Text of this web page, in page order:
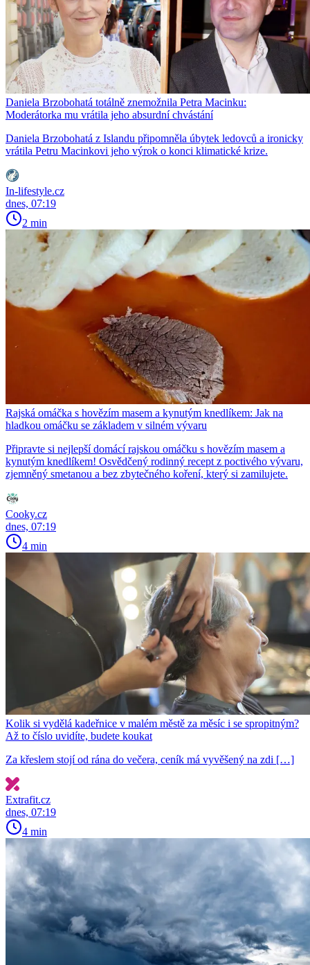
Daniela Brzobohatá totálně znemožnila Petra Macinku:
Moderátorka mu vrátila jeho absurdní chvástání
Daniela Brzobohatá z Islandu připomněla úbytek ledovců a ironicky
vrátila Petru Macinkovi jeho výrok o konci klimatické krize.
In-lifestyle.cz
dnes, 07:19
2 min
Rajská omáčka s hovězím masem a kynutým knedlíkem: Jak na
hladkou omáčku se základem v silném vývaru
Připravte si nejlepší domácí rajskou omáčku s hovězím masem a
kynutým knedlíkem! Osvědčený rodinný recept z poctivého vývaru,
zjemněný smetanou a bez zbytečného koření, který si zamilujete.
Cooky.cz
dnes, 07:19
4 min
Kolik si vydělá kadeřnice v malém městě za měsíc i se spropitným?
Až to číslo uvidíte, budete koukat
Za křeslem stojí od rána do večera, ceník má vyvěšený na zdi […]
Extrafit.cz
dnes, 07:19
4 min